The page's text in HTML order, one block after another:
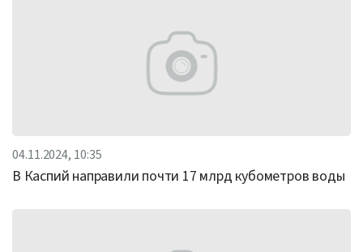
04.11.2024, 10:35
В Каспий направили почти 17 млрд кубометров воды